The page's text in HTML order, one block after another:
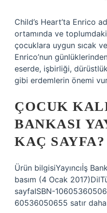
Child’s Heart’ta Enrico
ortamında ve toplumdaki
çocuklara uygun sıcak
Enrico’nun
eserde, işbirliği,
gibi erdemlerin önemi
ÇOCUK
BANKASI
KAÇ SAYFA?
Ürün bilgisiYayıncı‎İş
basım (4 Ocak
sayfaISBN-
60536050655 satır daha